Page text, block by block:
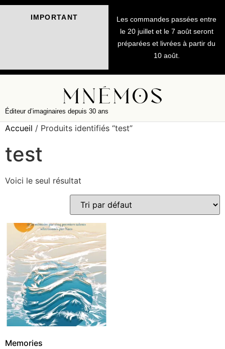
IMPORTANT
Les commandes passées entre
le 20 juillet et le 7 août seront
préparées et livrées à partir du
10 août.
Éditeur d’imaginaires depuis 30 ans
Accueil / Produits identifiés “test”
test
Voici le seul résultat
Memories